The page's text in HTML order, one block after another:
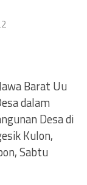
Barat Uu
dalam
Desa di
Kulon,
Sabtu